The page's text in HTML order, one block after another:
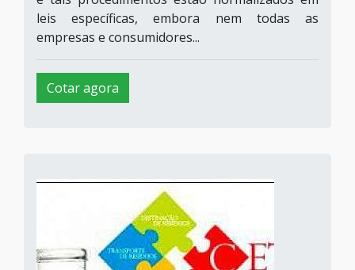
leis específicas, embora nem todas as
empresas e consumidores...
Cotar agora